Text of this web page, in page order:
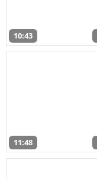
10:43
11:48